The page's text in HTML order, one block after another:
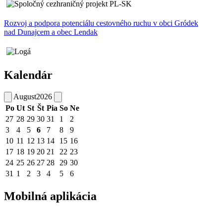
Rozvoj a podpora potenciálu cestovného ruchu v obci Gródek
nad Dunajcem a obec Lendak
Kalendár
August2026
Po Ut St Št Pia So Ne
27 28 29 30 31 1
2
3
4 5 6 7 8
9
10 11 12 13 14 15 16
17 18 19 20 21 22 23
24 25 26 27 28 29 30
31 1 2 3 4 5 6
Mobilná aplikácia